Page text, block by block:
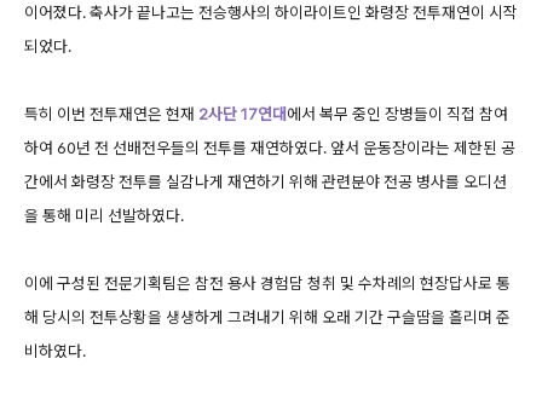
이어졌다. 축사가 끝나고는 전승행사의 하이라이트인 화령장 전투재연이 시작
되었다.
특히 이번 전투재연은 현재 2사단 17연대에서 복무 중인 장병들이 직접 참여
하여 60년 전 선배전우들의 전투를 재연하였다. 앞서 운동장이라는 제한된 공
간에서 화령장 전투를 실감나게 재연하기 위해 관련분야 전공 병사를 오디션
을 통해 미리 선발하였다.
이에 구성된 전문기획팀은 참전 용사 경험담 청취 및 수차례의 현장답사로 통
해 당시의 전투상황을 생생하게 그려내기 위해 오래 기간 구슬땀을 흘리며 준
비하였다.